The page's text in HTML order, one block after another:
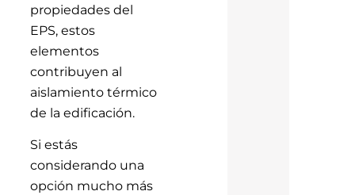
propiedades del
EPS, estos
elementos
contribuyen al
aislamiento térmico
de la edificación.
Si estás
considerando una
opción mucho más